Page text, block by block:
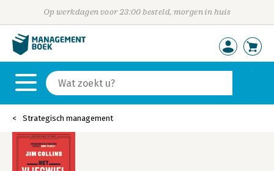
Op werkdagen voor 23:00 besteld, morgen in huis
Strategisch management